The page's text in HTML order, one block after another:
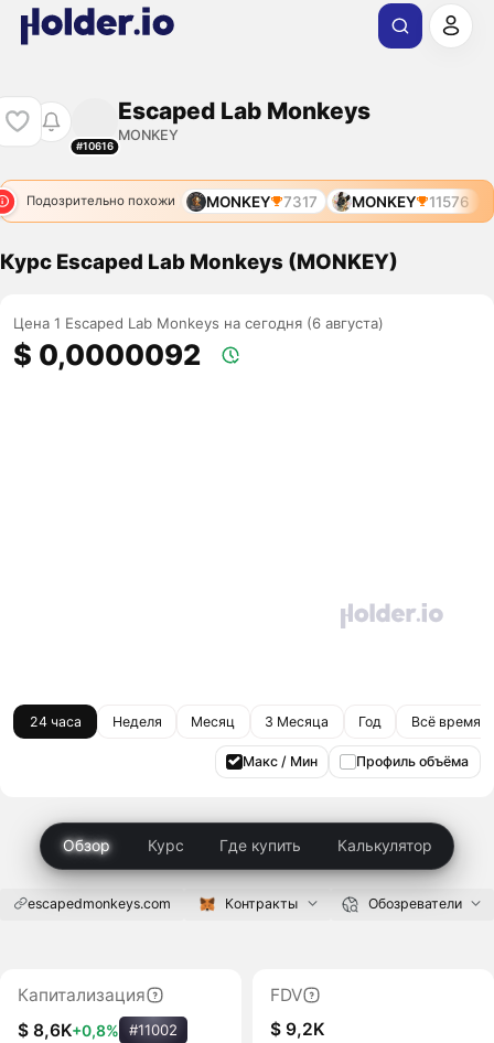
#10616
Escaped Lab Monkeys
MONKEY
Подозрительно похожи
MONKEY 12040 MONKEY 7317 MONKEY 11576
Курс Escaped Lab Monkeys (MONKEY)
Цена 1 Escaped Lab Monkeys на сегодня (6 августа)
$ 0,0000092
24 часа Неделя Месяц 3 Месяца Год Всё время
Макс / Мин Профиль объёма
Обзор Курс Где купить Калькулятор
escapedmonkeys.com Контракты Обозреватели
Капитализация
$ 8,6K+0,8% #11002
FDV
$ 9,2K